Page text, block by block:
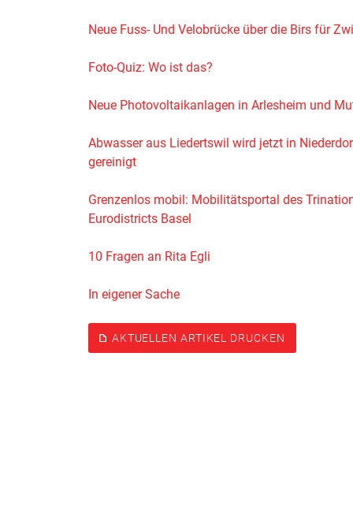
Neue Fuss- Und Velobrücke über die Birs für
Foto-Quiz: Wo ist das?
Neue Photovoltaikanlagen in Arlesheim und
Abwasser aus Liedertswil wird jetzt in
gereinigt
Grenzenlos mobil: Mobilitätsportal des
Eurodistricts Basel
10 Fragen an Rita Egli
In eigener Sache
AKTUELLEN ARTIKEL DRUCKEN